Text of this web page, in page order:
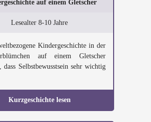
auf einem Gletscher
Lesealter 8-10 Jahre
Kindergeschichte in der
auf einem Gletscher
dass Selbstbewusstsein sehr wichtig
Kurzgeschichte lesen